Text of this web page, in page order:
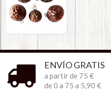
ENVÍO GRATIS
a partir de 75 €
de 0 a 75 a 5,90 €